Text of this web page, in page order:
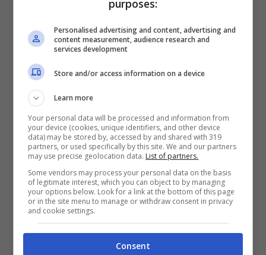
Infatti, per poterla ottenere è necessario
avere un ISEE che abbia indicatore
economico inferiore ai 15.000 euro
figli minorenni o con comprovate disabilità.
purposes:
Personalised advertising and content, advertising and
content measurement, audience research and
services development
Store and/or access information on a device
Learn more
Your personal data will be processed and information from
your device (cookies, unique identifiers, and other device
data) may be stored by, accessed by and shared with 319
partners, or used specifically by this site. We and our partners
may use precise geolocation data. List of partners.
Some vendors may process your personal data on the basis
of legitimate interest, which you can object to by managing
your options below. Look for a link at the bottom of this page
or in the site menu to manage or withdraw consent in privacy
and cookie settings.
Consent